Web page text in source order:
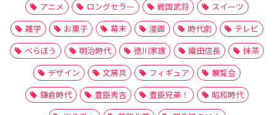
アニメ
ロングセラー 戦国武将
スイーツ
雑学
お菓子 幕末 漫画 時代劇
テレビ
べらぼう
明治時代 徳川家康 織田信長
抹茶
デザイン
文房具 フィギュア
展覧会
鎌倉時代
豊臣秀吉 豊臣兄弟！
昭和時代